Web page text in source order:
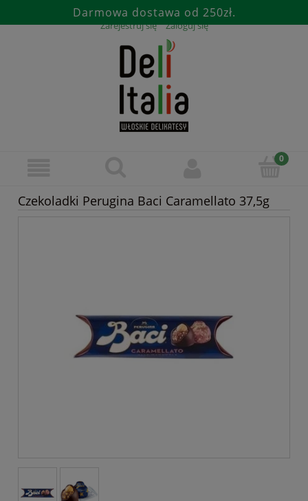
Darmowa dostawa od 250zł.
Zarejestruj się Zaloguj się
Czekoladki Perugina Baci Caramellato 37,5g